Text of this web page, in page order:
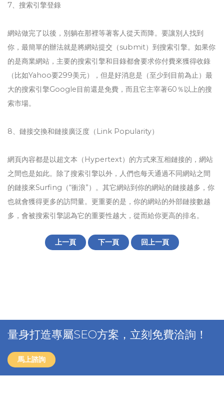
7、搜索引擎登錄
網站做完了以後，別躺在那裡等著客人從天而降。要讓別人找到
你，最簡單的辦法就是將網站提交（submit）到搜索引擎。如果你
的是商業網站，主要的搜索引擎和目錄都會要求你付費來獲得收錄
（比如Yahoo要299美元），但是好消息是（至少到目前為止）最
大的搜索引擎Google目前還是免費，而且它主宰著60％以上的搜
索市場。
8、鏈接交換和鏈接廣泛度（Link Popularity）
網頁內容都是以超文本（Hypertext）的方式來互相鏈接的，網站
之間也是如此。除了搜索引擎以外，人們也每天通過不同網站之間
的鏈接來Surfing（“衝浪”）。其它網站到你的網站的鏈接越多，你
也就會獲得更多的訪問量。更重要的是，你的網站的外部鏈接數越
多，會被搜索引擎認為它的重要性越大，從而給你更高的排名。
上一頁 下一頁 回上一頁
量身打造專屬SEO方案，立刻免費洽詢！
馬上諮詢